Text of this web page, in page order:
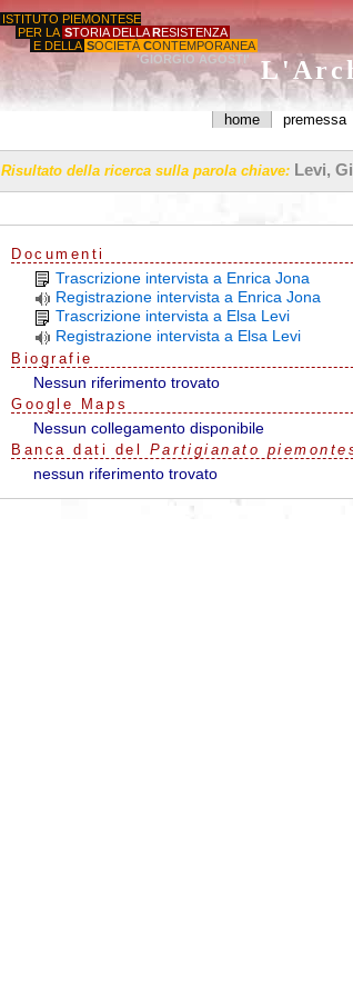
ISTITUTO PIEMONTESE
PER LA STORIA DELLA RESISTENZA
E DELLA SOCIETÀ CONTEMPORANEA
'GIORGIO AGOSTI'
home premessa
Risultato della ricerca sulla parola chiave: Levi,
Documenti
Trascrizione intervista a Enrica Jona
Registrazione intervista a Enrica Jona
Trascrizione intervista a Elsa Levi
Registrazione intervista a Elsa Levi
Biografie
Nessun riferimento trovato
G oo g e Maps
Nessun collegamento disponibile
Banca dati del Partigianato
nessun riferimento trovato